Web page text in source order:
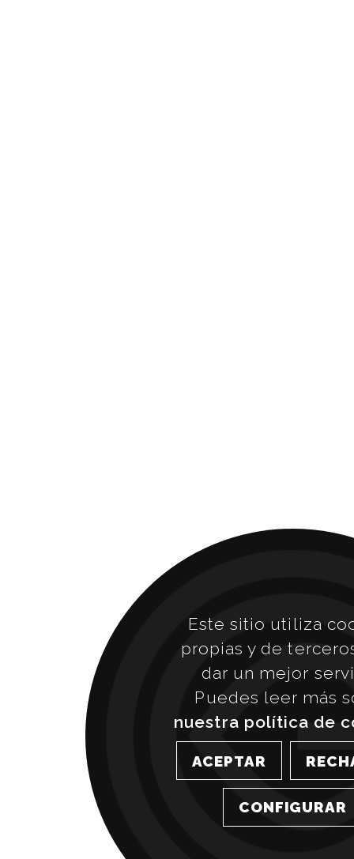
Este sitio utiliza
propias y de
dar un mejor
Puedes leer más
nuestra política de